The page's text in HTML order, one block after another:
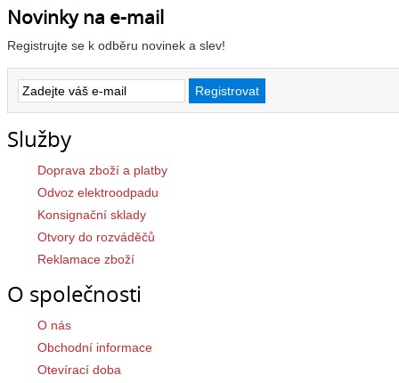
Novinky na e-mail
Registrujte se k odběru novinek a slev!
Služby
Doprava zboží a platby
Odvoz elektroodpadu
Konsignační sklady
Otvory do rozváděčů
Reklamace zboží
O společnosti
O nás
Obchodní informace
Otevírací doba